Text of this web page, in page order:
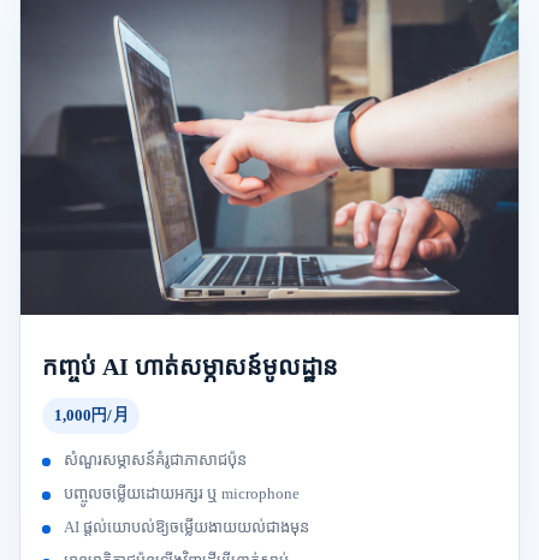
កញ្ចប់ AI ហាត់សម្ភាសន៍មូលដ្ឋាន
1,000円/月
សំណួរសម្ភាសន៍គំរូជាភាសាជប៉ុន
បញ្ចូលចម្លើយដោយអក្សរ ឬ microphone
AI ផ្តល់យោបល់ឱ្យចម្លើយងាយយល់ជាងមុន